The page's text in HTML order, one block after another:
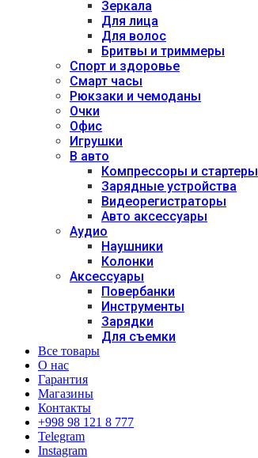
Зеркала
Для лица
Для волос
Бритвы и триммеры
Спорт и здоровье
Смарт часы
Рюкзаки и чемоданы
Очки
Офис
Игрушки
В авто
Компрессоры и стартеры
Зарядные устройства
Видеорегистраторы
Авто аксессуары
Аудио
Наушники
Колонки
Аксессуары
Повербанки
Инструменты
Зарядки
Для съемки
Все товары
О нас
Гарантия
Магазины
Контакты
+998 98 121 8 777
Telegram
Instagram